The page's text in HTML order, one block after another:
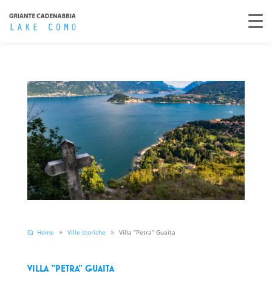
Home Ville storiche Villa “Petra” Guaita
VILLA “PETRA” GUAITA